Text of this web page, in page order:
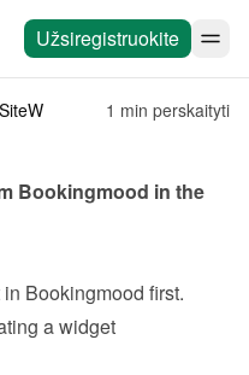
Užsiregistruokite
SiteW 1 min perskaityti
Bookingmood in the
Bookingmood first.
a widget